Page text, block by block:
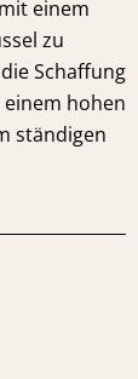
einem
zu
Schaffung
hohen
ständigen